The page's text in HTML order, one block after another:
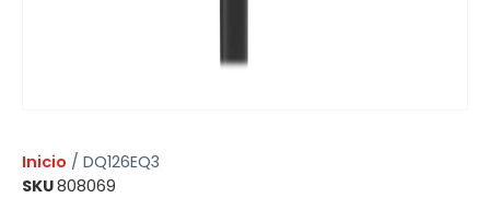
Inicio / DQ126EQ3
SKU808069